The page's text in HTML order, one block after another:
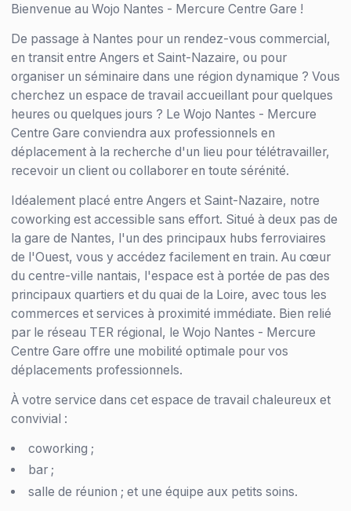
Bienvenue au Wojo Nantes - Mercure Centre Gare !
De passage à Nantes pour un rendez-vous commercial,
en transit entre Angers et Saint-Nazaire, ou pour
organiser un séminaire dans une région dynamique ? Vous
cherchez un espace de travail accueillant pour quelques
heures ou quelques jours ? Le Wojo Nantes - Mercure
Centre Gare conviendra aux professionnels en
déplacement à la recherche d'un lieu pour télétravailler,
recevoir un client ou collaborer en toute sérénité.
Idéalement placé entre Angers et Saint-Nazaire, notre
coworking est accessible sans effort. Situé à deux pas de
la gare de Nantes, l'un des principaux hubs ferroviaires
de l'Ouest, vous y accédez facilement en train. Au cœur
du centre-ville nantais, l'espace est à portée de pas des
principaux quartiers et du quai de la Loire, avec tous les
commerces et services à proximité immédiate. Bien relié
par le réseau TER régional, le Wojo Nantes - Mercure
Centre Gare offre une mobilité optimale pour vos
déplacements professionnels.
À votre service dans cet espace de travail chaleureux et
convivial :
coworking ;
bar ;
salle de réunion ; et une équipe aux petits soins.